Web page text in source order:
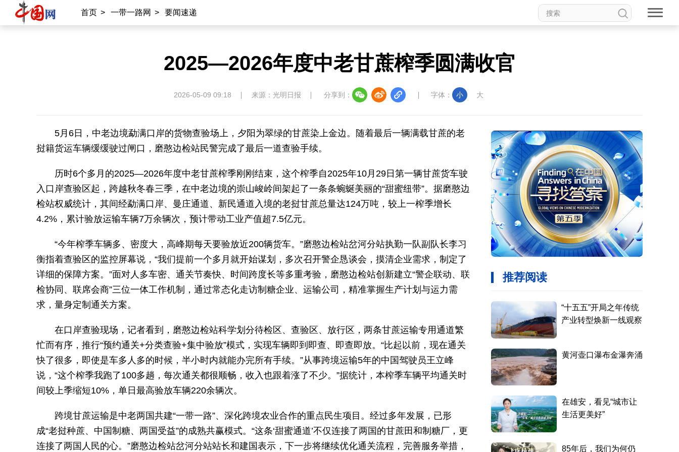
首页 > 一带一路网 > 要闻速递
2025—2026年度中老甘蔗榨季圆满收官
2026-05-09 09:18 来源：光明日报 分享到： 字体： 小 大
5月6日，中老边境勐满口岸的货物查验场上，夕阳为翠绿的甘蔗染上金边。随着最后一辆满载甘蔗的老
挝籍货运车辆缓缓驶过闸口，磨憨边检站民警完成了最后一道查验手续。
历时6个多月的2025—2026年度中老甘蔗榨季刚刚结束，这个榨季自2025年10月29日第一辆甘蔗货车驶
入口岸查验区起，跨越秋冬春三季，在中老边境的崇山峻岭间架起了一条条蜿蜒美丽的“甜蜜纽带”。据磨憨边
检站权威统计，其间经勐满口岸、曼庄通道、新民通道入境的老挝甘蔗总量达124万吨，较上一榨季增长
4.2%，累计验放运输车辆7万余辆次，预计带动工业产值超7.5亿元。
“今年榨季车辆多、密度大，高峰期每天要验放近200辆货车。”磨憨边检站岔河分站执勤一队副队长李习
衡指着查验区的监控屏幕说，“我们提前一个多月就开始谋划，多次召开警企恳谈会，摸清企业需求，制定了
详细的保障方案。”面对人多车密、通关节奏快、时间跨度长等多重考验，磨憨边检站创新建立“警企联动、联
检协同、联席会商”三位一体工作机制，通过常态化走访制糖企业、运输公司，精准掌握生产计划与运力需
求，量身定制通关方案。
在口岸查验现场，记者看到，磨憨边检站科学划分待检区、查验区、放行区，两条甘蔗运输专用通道繁
忙而有序，推行“预约通关+分类查验+集中验放”模式，实现车辆即到即查、即查即放。“比起以前，现在通关
快了很多，即使是车多人多的时候，半小时内就能办完所有手续。”从事跨境运输5年的中国驾驶员王立峰
说，“这个榨季我跑了100多趟，每次通关都很顺畅，收入也跟着涨了不少。”据统计，本榨季车辆平均通关时
间较上季缩短10%，单日最高验放车辆220余辆次。
跨境甘蔗运输是中老两国共建“一带一路”、深化跨境农业合作的重点民生项目。经过多年发展，已形
成“老挝种蔗、中国制糖、两国受益”的成熟共赢模式。“这条‘甜蜜通道’不仅连接了两国的甘蔗田和制糖厂，更
连接了两国人民的心。”磨憨边检站岔河分站站长和建国表示，下一步将继续优化通关流程，完善服务举措，